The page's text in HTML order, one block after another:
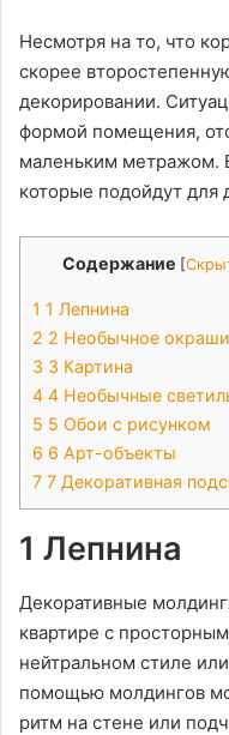
Несмотря на то, что
скорее
декорировании.
формой помещения,
маленьким метражом.
которые подойдут для
Содержание [
1 1 Лепнина
2 2 Необычное
3 3 Картина
4 4 Необычные
5 5 Обои с рисунком
6 6 Арт-объекты
7 7 Декоративная
1 Лепнина
Декоративные
квартире с
нейтральном стиле
помощью молдингов
ритм на стене или